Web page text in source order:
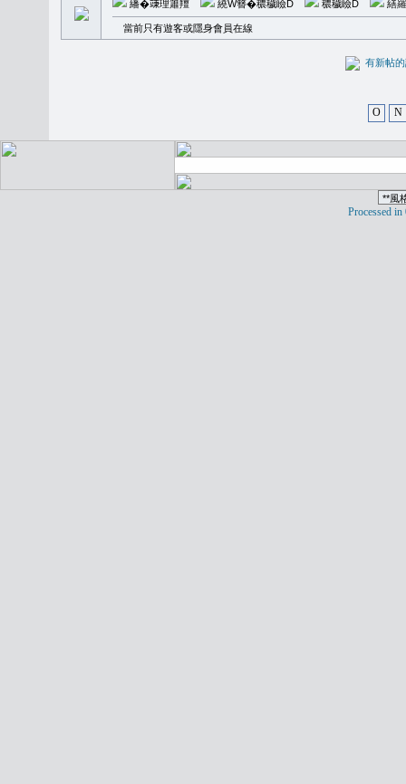
繙�𥪕理簫羶 繞W簪�穠穢瞼D 穠穢瞼D 繕
當前只有遊客或隱身會員在線
有新
O N
Processed